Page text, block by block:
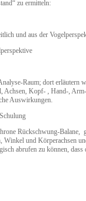
zu ermitteln:
und aus der
Raum; dort
Achsen, Kopf- , Hand-,
Auswirkungen.
Rückschwung-
und Körperachsen
abrufen zu können, dass